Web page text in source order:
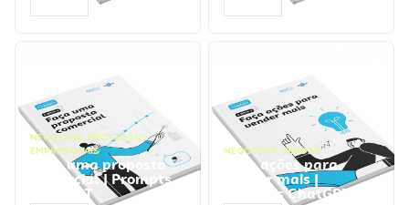
NEGÓCIOS, PROCESSOS
EMPRESARIAIS
Faça uma proposta
comercial | Prompts
ChatGPT
NEGÓCIOS, VENDAS
Faça ações para
vender mais |
Prompts ChatGPT